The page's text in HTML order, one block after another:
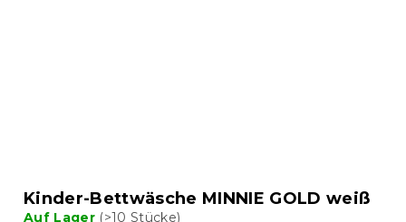
Kinder-Bettwäsche MINNIE GOLD weiß
Auf Lager (>10 Stücke)